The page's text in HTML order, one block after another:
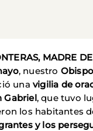
MADRE
, nuestro
unavigilia de
Gabriel, que tuvo
los habitantes
y los